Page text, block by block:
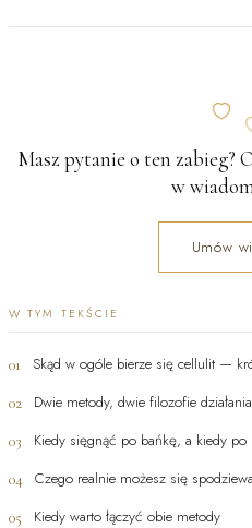
Masz pytanie o ten zabieg?
w
Umów
W TYM TEKŚCIE
01 Skąd w ogóle bierze się cellulit —
02 Dwie metody, dwie filozofie działania
03 Kiedy sięgnąć po bańkę, a kiedy po
04 Czego realnie możesz się
05 Kiedy warto łączyć obie metody